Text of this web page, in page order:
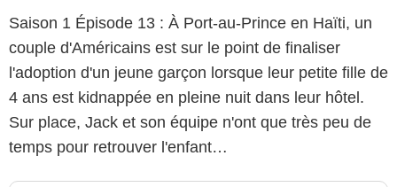
Saison 1 Épisode 13 : À Port-au-Prince en Haïti, un
couple d'Américains est sur le point de finaliser
l'adoption d'un jeune garçon lorsque leur petite fille de
4 ans est kidnappée en pleine nuit dans leur hôtel.
Sur place, Jack et son équipe n'ont que très peu de
temps pour retrouver l'enfant…